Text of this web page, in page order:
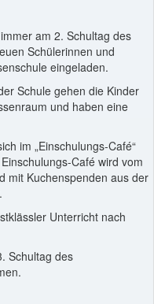
am 2. Schultag des
Schülerinnen und
eingeladen.
Schule gehen die Kinder
und haben eine
im „Einschulungs-Café“
Café wird vom
mit Kuchenspenden aus der
Unterricht nach
Schultag des